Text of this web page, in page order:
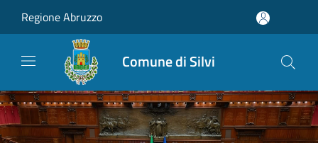
Regione Abruzzo
Comune di Silvi